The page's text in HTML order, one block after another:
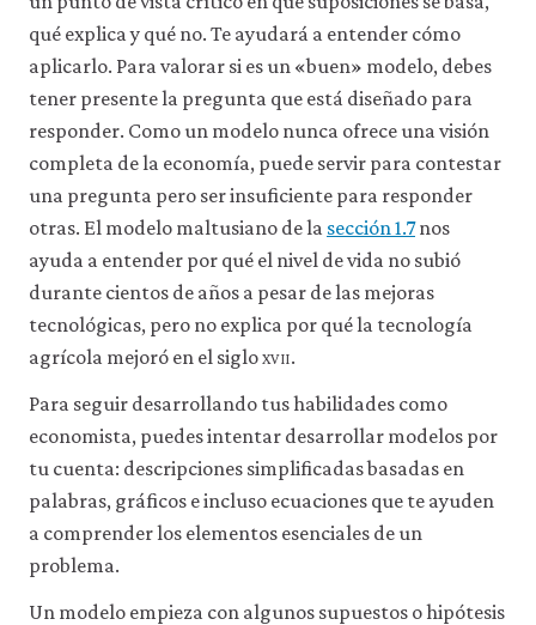
qué explica y qué no. Te ayudará a entender cómo
aplicarlo. Para valorar si es un «buen» modelo, debes
tener presente la pregunta que está diseñado para
responder. Como un modelo nunca ofrece una visión
completa de la economía, puede servir para contestar
una pregunta pero ser insuficiente para responder
otras. El modelo maltusiano de la sección 1.7nos
ayuda a entender por qué el nivel de vida no subió
durante cientos de años a pesar de las mejoras
tecnológicas, pero no explica por qué la tecnología
agrícola mejoró en el sigloxvii.
Para seguir desarrollando tus habilidades como
economista, puedes intentar desarrollar modelos por
tu cuenta: descripciones simplificadas basadas en
palabras, gráficos e incluso ecuaciones que te ayuden
a comprender los elementos esenciales de un
problema.
Un modelo empieza con algunos supuestos o hipótesis